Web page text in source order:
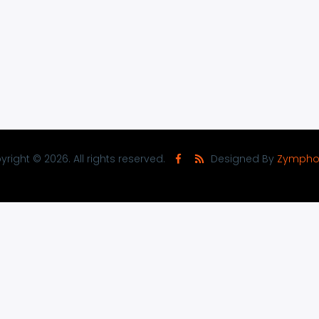
© 2026. All rights reserved. Designed By